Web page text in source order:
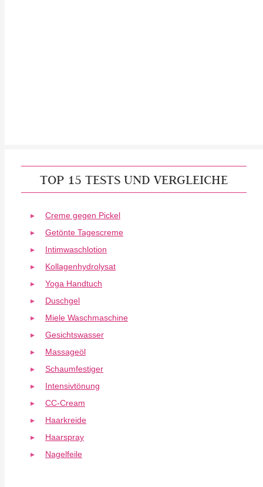
TOP 15 TESTS UND VERGLEICHE
Creme gegen Pickel
Getönte Tagescreme
Intimwaschlotion
Kollagenhydrolysat
Yoga Handtuch
Duschgel
Miele Waschmaschine
Gesichtswasser
Massageöl
Schaumfestiger
Intensivtönung
CC-Cream
Haarkreide
Haarspray
Nagelfeile